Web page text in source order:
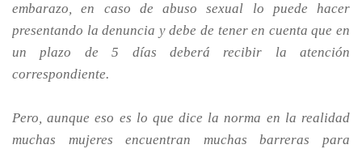
embarazo, en caso de abuso sexual lo puede hacer
presentando la denuncia y debe de tener en cuenta que en
un plazo de 5 días deberá recibir la atención
correspondiente.
Pero, aunque eso es lo que dice la norma en la realidad
muchas mujeres encuentran muchas barreras para